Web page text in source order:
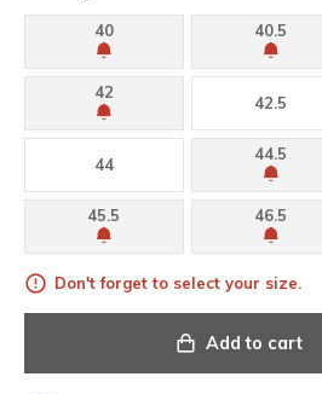
40 40.5
42
42.5
44
44.5
45.5 46.5
Don't forget to select your size.
Add to cart